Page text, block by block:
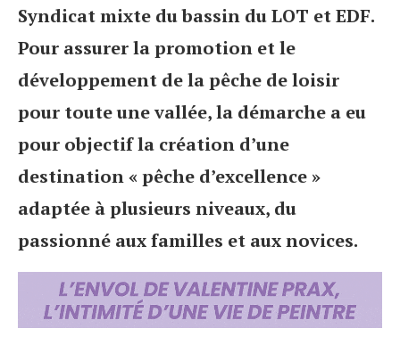
Syndicat mixte du bassin du LOT et EDF.
Pour assurer la promotion et le
développement de la pêche de loisir
pour toute une vallée, la démarche a eu
pour objectif la création d’une
destination « pêche d’excellence »
adaptée à plusieurs niveaux, du
passionné aux familles et aux novices.